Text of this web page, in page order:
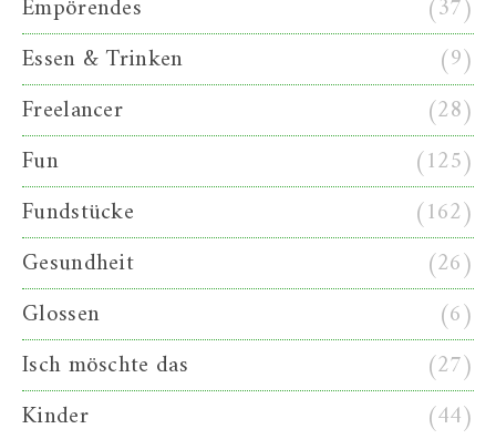
Empörendes
(37)
Essen & Trinken
(9)
Freelancer
(28)
Fun
(125)
Fundstücke
(162)
Gesundheit
(26)
Glossen
(6)
Isch möschte das
(27)
Kinder
(44)